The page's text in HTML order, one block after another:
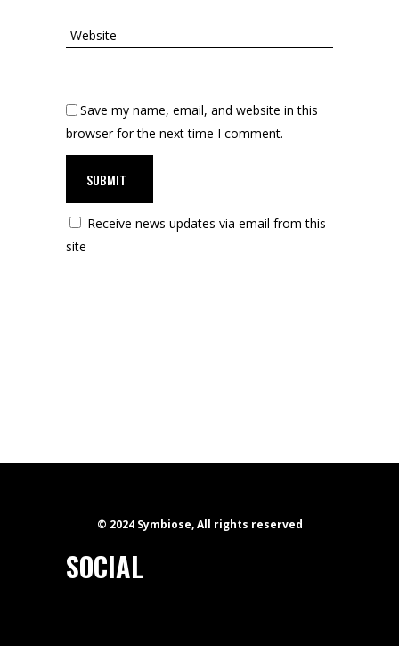
Save my name, email, and website in this
browser for the next time I comment.
SUBMIT
Receive news updates via email from this
site
© 2024 Symbiose, All rights reserved
SOCIAL